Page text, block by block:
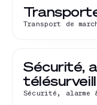
Transport de
Sécurité,
Sécurité, alarme